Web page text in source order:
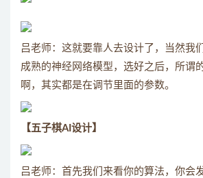
吕老师：这就要靠人去设计了，当然我
成熟的神经网络模型，选好之后，所谓
啊，其实都是在调节里面的参数。
【五子棋AI设计】
吕老师：首先我们来看你的算法，你会